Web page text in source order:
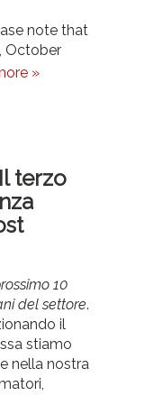
note that
October
»
terzo
10
del settore.
il
stiamo
nella nostra